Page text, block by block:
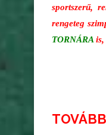
sportszerű,
rengeteg
TORNÁRA